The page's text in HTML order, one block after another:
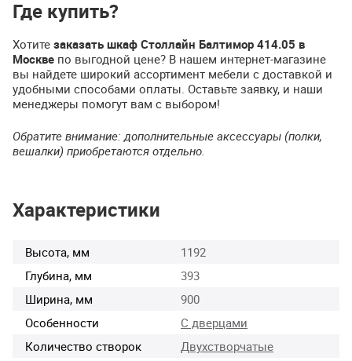
Где купить?
Хотите заказать шкаф Столлайн Балтимор 414.05 в
Москве по выгодной цене? В нашем интернет-магазине
вы найдете широкий ассортимент мебели с доставкой и
удобными способами оплаты. Оставьте заявку, и наши
менеджеры помогут вам с выбором!
Обратите внимание: дополнительные аксессуары (полки,
вешалки) приобретаются отдельно.
Характеристики
Высота, мм
1192
Глубина, мм
393
Ширина, мм
900
Особенности
С дверцами
Количество створок
Двухстворчатые